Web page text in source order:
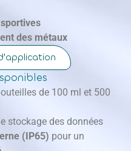
des métaux
de 100 ml et 500
stockage des données
(IP65) pour un